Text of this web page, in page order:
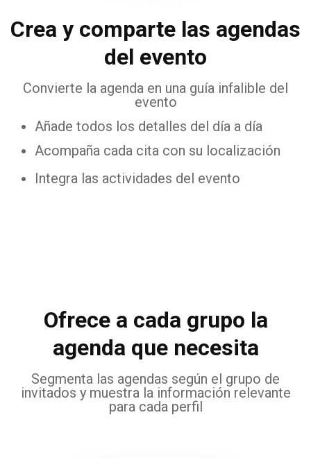
Crea y comparte las agendas
del evento
Convierte la agenda en una guía infalible del
evento
Añade todos los detalles del día a día
Acompaña cada cita con su localización
Integra las actividades del evento
Ofrece a cada grupo la
agenda que necesita
Segmenta las agendas según el grupo de
invitados y muestra la información relevante
para cada perfil